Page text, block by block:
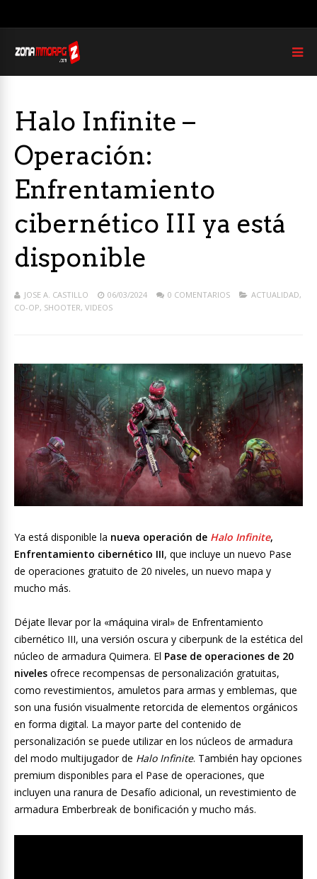
Halo Infinite –
Operación:
Enfrentamiento
cibernético III ya está
disponible
JOSE A. CASTILLO 06/03/2024 0 COMENTARIOS ACTUALIDAD,
CO-OP, SHOOTER, VIDEOS
Ya está disponible la nueva operación de Halo Infinite,
Enfrentamiento cibernético III, que incluye un nuevo Pase
de operaciones gratuito de 20 niveles, un nuevo mapa y
mucho más.
Déjate llevar por la «máquina viral» de Enfrentamiento
cibernético III, una versión oscura y ciberpunk de la estética del
núcleo de armadura Quimera. El Pase de operaciones de 20
niveles ofrece recompensas de personalización gratuitas,
como revestimientos, amuletos para armas y emblemas, que
son una fusión visualmente retorcida de elementos orgánicos
en forma digital. La mayor parte del contenido de
personalización se puede utilizar en los núcleos de armadura
del modo multijugador de Halo Infinite. También hay opciones
premium disponibles para el Pase de operaciones, que
incluyen una ranura de Desafío adicional, un revestimiento de
armadura Emberbreak de bonificación y mucho más.